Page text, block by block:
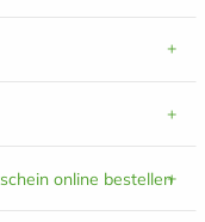
online bestellen